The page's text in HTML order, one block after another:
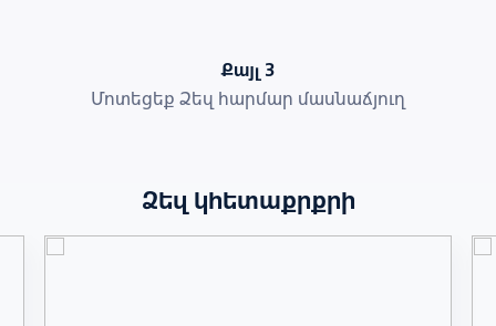
Քայլ 3
Մոտեցեք Ձեզ հարմար մասնաճյուղ
Ձեզ կհետաքրքրի